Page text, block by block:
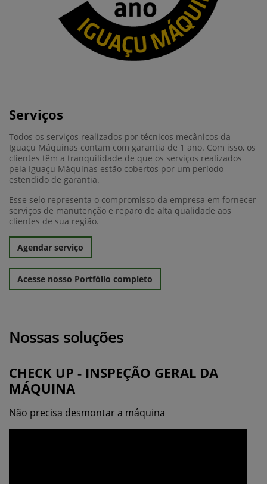
Serviços
Todos os serviços realizados por técnicos mecânicos da
Iguaçu Máquinas contam com garantia de 1 ano. Com isso, os
clientes têm a tranquilidade de que os serviços realizados
pela Iguaçu Máquinas estão cobertos por um período
estendido de garantia.
Esse selo representa o compromisso da empresa em fornecer
serviços de manutenção e reparo de alta qualidade aos
clientes de sua região.
Agendar serviço
Acesse nosso Portfólio completo
Nossas soluções
CHECK UP - INSPEÇÃO GERAL DA
MÁQUINA
Não precisa desmontar a máquina